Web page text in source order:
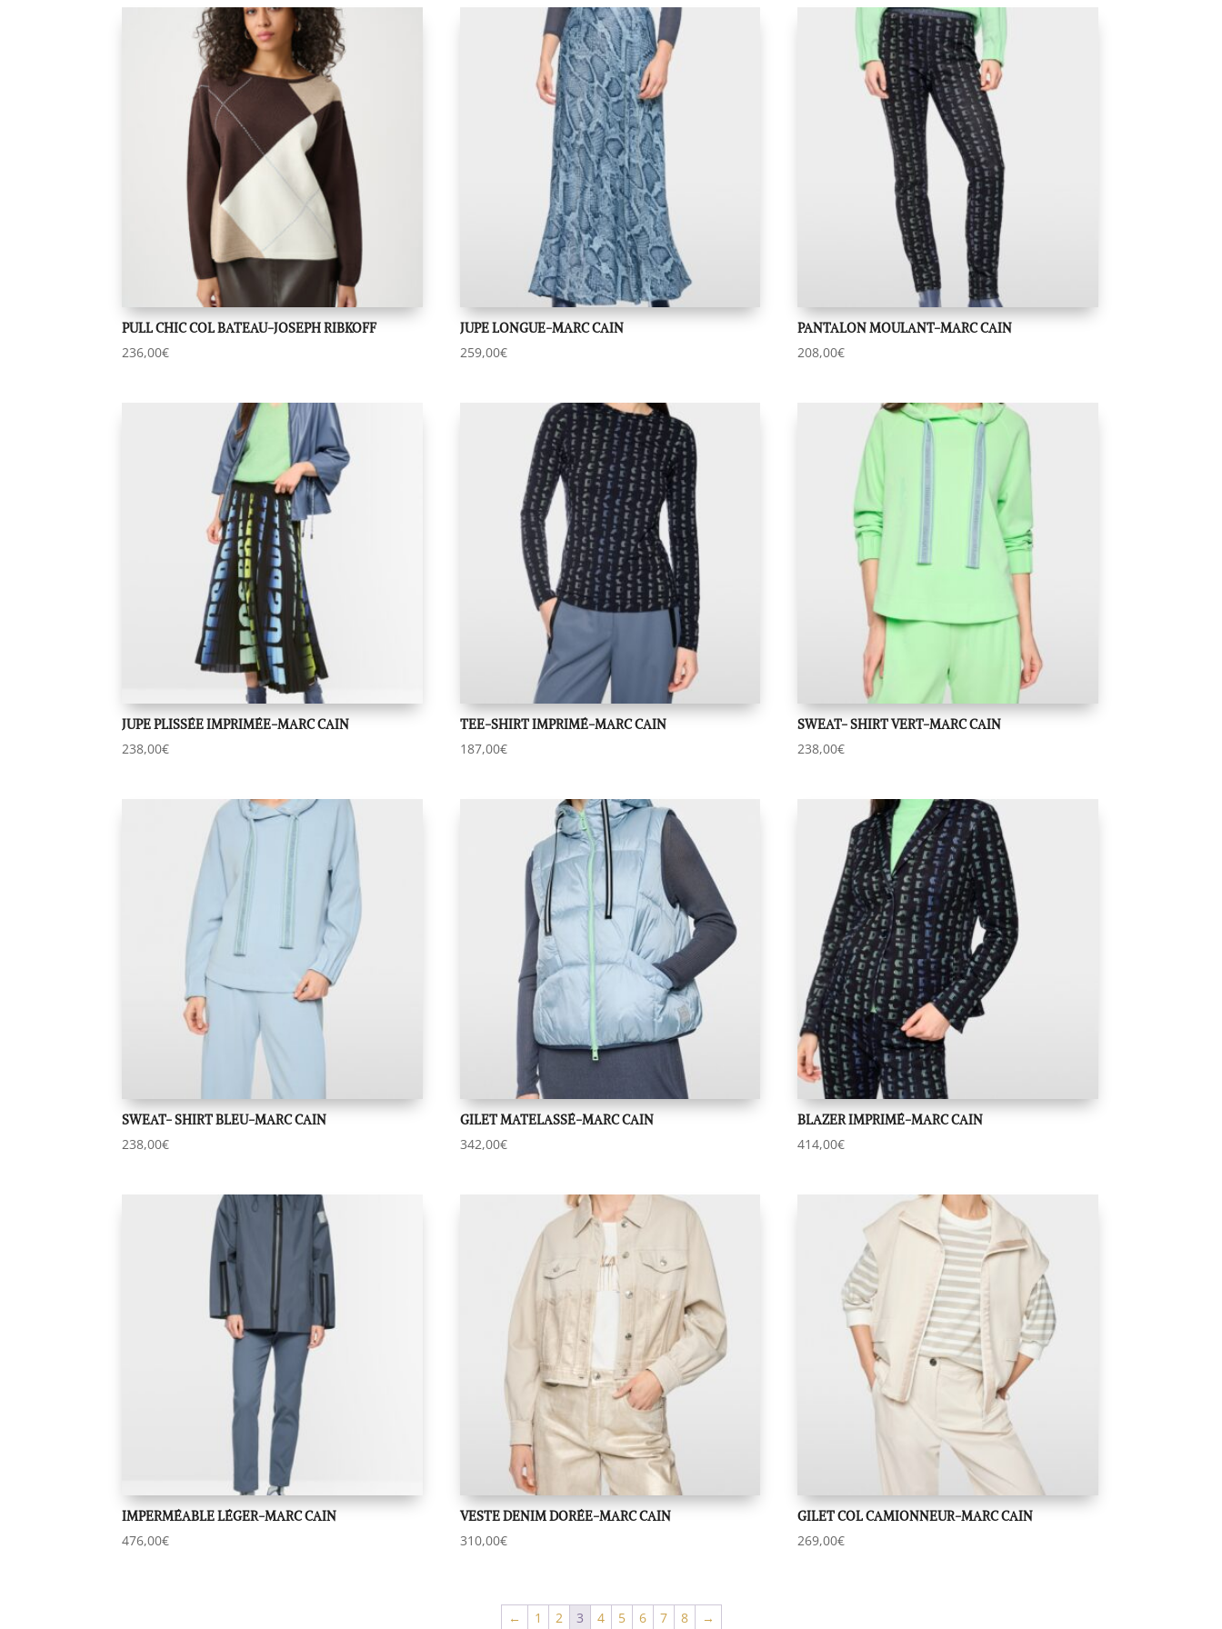
plus
récent
au
plus
ancien
PULL CHIC COL BATEAU-JOSEPH RIBKOFF
236,00€
JUPE LONGUE-MARC CAIN
259,00€
PANTALON MOULANT-MARC CAIN
208,00€
JUPE PLISSÉE IMPRIMÉE-MARC CAIN
238,00€
TEE-SHIRT IMPRIMÉ-MARC CAIN
187,00€
SWEAT- SHIRT VERT-MARC CAIN
238,00€
SWEAT- SHIRT BLEU-MARC CAIN
238,00€
GILET MATELASSÉ-MARC CAIN
342,00€
BLAZER IMPRIMÉ-MARC CAIN
414,00€
IMPERMÉABLE LÉGER-MARC CAIN
476,00€
VESTE DENIM DORÉE-MARC CAIN
310,00€
GILET COL CAMIONNEUR-MARC CAIN
269,00€
← 1 2 3 4 5 6 7 8 →